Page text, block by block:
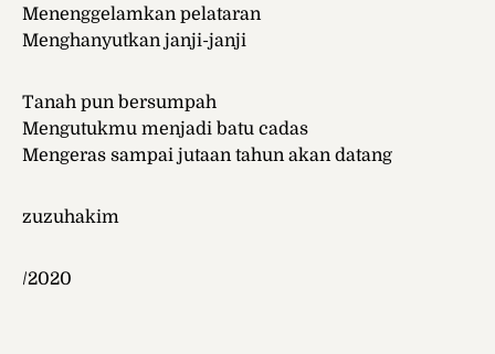
Menenggelamkan pelataran
Menghanyutkan janji-janji
Tanah pun bersumpah
Mengutukmu menjadi batu cadas
Mengeras sampai jutaan tahun akan datang
zuzuhakim
/2020